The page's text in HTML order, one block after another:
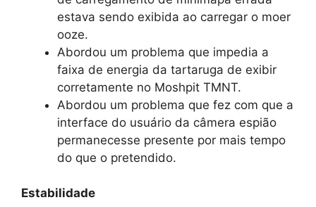
estava sendo exibida ao carregar o moer
ooze.
Abordou um problema que impedia a
faixa de energia da tartaruga de exibir
corretamente no Moshpit TMNT.
Abordou um problema que fez com que a
interface do usuário da câmera espião
permanecesse presente por mais tempo
do que o pretendido.
Estabilidade